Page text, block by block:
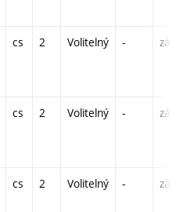
cs 2 Volitelný - zá
cs 2 Volitelný - zá
cs 2 Volitelný - zá